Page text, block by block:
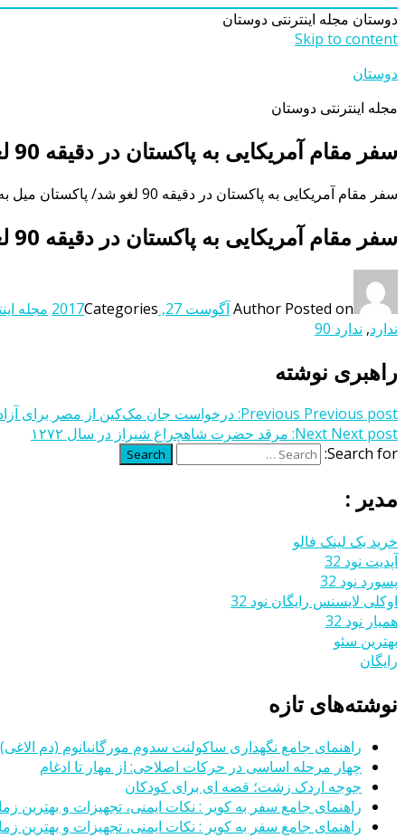
دوستان مجله اینترنتی دوستان
Skip to content
دوستان
مجله اینترنتی دوستان
سفر مقام آمریکایی به پاکستان در دقیقه 90 لغو شد/ پاکستان میل به مذاکره ندارد
سفر مقام آمریکایی به پاکستان در دقیقه 90 لغو شد/ پاکستان میل به مذاکره ندارد
سفر مقام آمریکایی به پاکستان در دقیقه 90 لغو شد/ پاکستان میل به مذاکره ندارد
Author Posted on آگوست 27, 2017 Categories مجله
ندارد, ندارد 90
راهبری نوشته
Previous Previous post:
درخواست جان مک‌کین از مصر برای آزاد کردن ۲۰
Next Next post:
مرقد حضرت شاهچراغ شیراز در سال ۱۲۷۲
Search for:
Search
مدیر :
خرید بک لینک فالو
آپدیت نود 32
پسورد نود 32
اوکلی لایسنس رایگان نود 32
همیار نود 32
بهترین سئو
رایگان
نوشته‌های تازه
راهنمای جامع نگهداری ساکولنت سدوم مورگانیانوم (دم الاغی)
چهار مرحله اساسی در حرکات اصلاحی: از مهار تا ادغام
جوجه اردک زشت؛ قصه ای برای کودکان
راهنمای جامع سفر به کویر : نکات ایمنی، تجهیزات و بهترین
راهنمای جامع سفر به کویر : نکات ایمنی، تجهیزات و بهترین